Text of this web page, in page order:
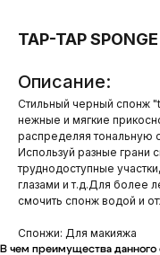
TAP-TAP SPONGE
Описание:
Стильный черный спонж
нежные и мягкие
распределяя тональную
Используй разные грани
труднодоступные
глазами и т.д.Для более
смочить спонж водой и
Спонжи: Для макияжа
В чем преимущества данного